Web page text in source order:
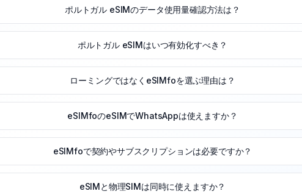
ポルトガル eSIMのデータ使用量確認方法は？
ポルトガル eSIMはいつ有効化すべき？
ローミングではなくeSIMfoを選ぶ理由は？
eSIMfoのeSIMでWhatsAppは使えますか？
eSIMfoで契約やサブスクリプションは必要ですか？
eSIMと物理SIMは同時に使えますか？